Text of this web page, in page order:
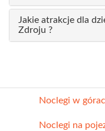
Jakie atrakcje dla
Zdroju ?
Noclegi w
Noclegi na